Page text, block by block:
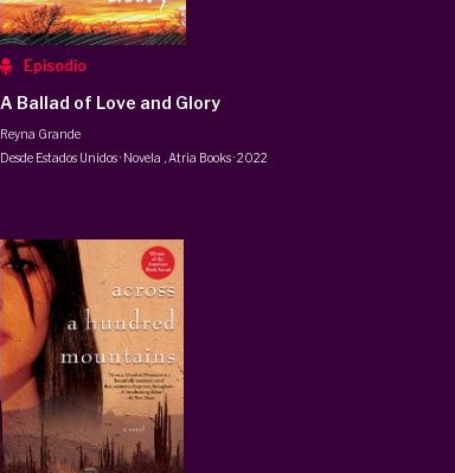
Episodio
A Ballad of Love and Glory
Reyna Grande
Desde Estados Unidos · Novela
Atria Books·2022